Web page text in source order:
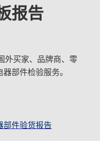
报告
外买家、品牌商、零
部件检验服务。
部件验货报告